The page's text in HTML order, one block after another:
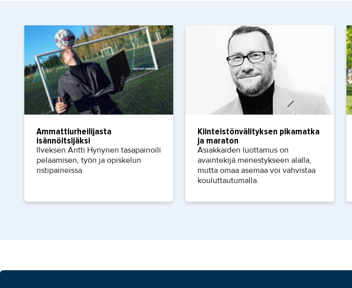
Ammattiurheilijasta
isännöitsijäksi
Ilveksen Antti Hynynen tasapainoili
pelaamisen, työn ja opiskelun
ristipaineissa.
Kiinteistönvälityksen pikamatka
ja maraton
Asiakkaiden luottamus on
avaintekijä menestykseen alalla,
mutta omaa asemaa voi vahvistaa
kouluttautumalla.